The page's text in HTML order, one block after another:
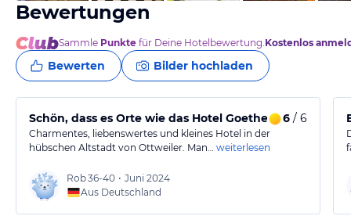
Bewertungen
Sammle Punkte für Deine Hotelbewertung.Kostenlos
Bewerten Bilder hochladen
Schön, dass es Orte wie das Hotel Goethe gibt
6 / 6
Charmentes, liebenswertes und kleines Hotel in der
hübschen Altstadt von Ottweiler. Man… weiterlesen
Rob36-40 • Juni 2024
Aus Deutschland